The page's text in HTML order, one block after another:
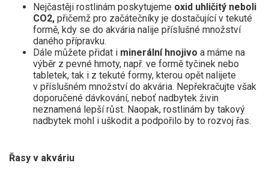
Nejčastěji rostlinám poskytujeme oxid uhličitý neboli
CO2, přičemž pro začátečníky je dostačující v tekuté
formě, kdy se do akvária nalije příslušné množství
daného přípravku.
Dále můžete přidat i minerální hnojivo a máme na
výběr z pevné hmoty, např. ve formě tyčinek nebo
tabletek, tak i z tekuté formy, kterou opět nalijete
v příslušném množství do akvária. Nepřekračujte však
doporučené dávkování, neboť nadbytek živin
neznamená lepší růst. Naopak, rostlinám by takový
nadbytek mohl i uškodit a podpořilo by to rozvoj řas.
Řasy v akváriu